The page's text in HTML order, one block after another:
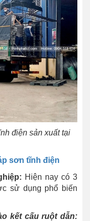
điện sản xuất tại
sơn tĩnh điện
Hiện nay có 3
sử dụng phổ biến
kết cấu ruột dẫn: